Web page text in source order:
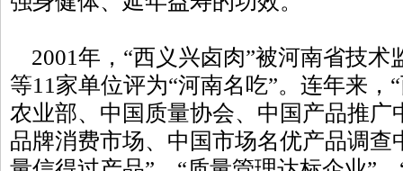
2001年，“西义兴卤肉”被河南省技术
等11家单位评为“河南名吃”。连年来，
农业部、中国质量协会、中国产品推广
品牌消费市场、中国市场名优产品调查